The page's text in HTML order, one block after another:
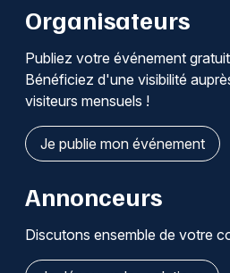
Organisateurs
Publiez votre événement
Bénéficiez d'une visibilité
visiteurs mensuels !
Je publie mon événement
Annonceurs
Discutons ensemble de votre